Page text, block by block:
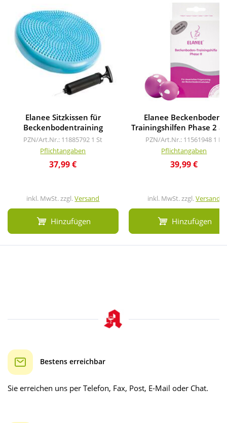
Elanee Sitzkissen für
Beckenbodentraining
PZN/Art.Nr.: 11885792 1 St
Pflichtangaben
37,99 €
inkl. MwSt. zzgl.Versand
Hinzufügen
Elanee Beckenboden-
Trainingshilfen Phase 2
PZN/Art.Nr.: 11561948 1 P
Pflichtangaben
39,99 €
inkl. MwSt. zzgl.Versand
Hinzufügen
Bestens erreichbar
Sie erreichen uns per Telefon, Fax, Post, E-Mail oder Chat.